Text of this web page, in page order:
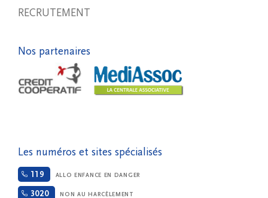
RECRUTEMENT
Nos partenaires
Les numéros et sites spécialisés
119 ALLO ENFANCE EN DANGER
3020 NON AU HARCÈLEMENT